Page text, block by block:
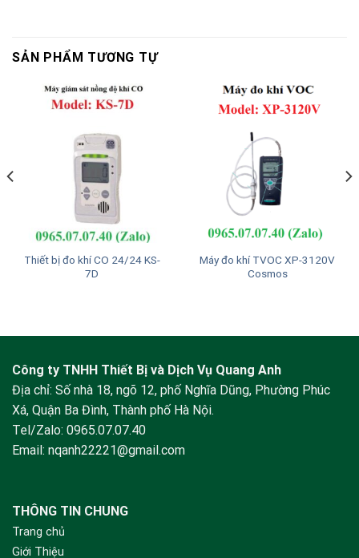
SẢN PHẨM TƯƠNG TỰ
Thiết bị đo khí CO 24/24 KS-
7D
Máy đo khí TVOC XP-3120V
Cosmos
Công ty TNHH Thiết Bị và Dịch Vụ Quang Anh
Địa chỉ: Số nhà 18, ngõ 12, phố Nghĩa Dũng, Phường Phúc
Xá, Quận Ba Đình, Thành phố Hà Nội.
Tel/Zalo: 0965.07.07.40
Email: nqanh22221@gmail.com
THÔNG TIN CHUNG
Trang chủ
Giới Thiệu